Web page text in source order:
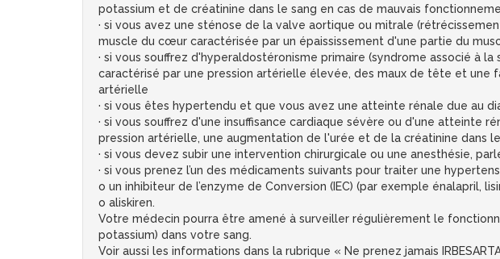
potassium et de créatinine dans le sang en cas de mauvais
· si vous avez une sténose de la valve aortique ou mitrale
muscle du cœur caractérisée par un épaississement d'une partie du
· si vous souffrez d'hyperaldostéronisme primaire (syndrome associé à
caractérisé par une pression artérielle élevée, des maux de tête et une
artérielle
· si vous êtes hypertendu et que vous avez une atteinte rénale due au
· si vous souffrez d'une insuffisance cardiaque sévère ou d'une atteinte
pression artérielle, une augmentation de l'urée et de la créatinine dans
· si vous devez subir une intervention chirurgicale ou une anesthésie,
· si vous prenez l’un des médicaments suivants pour traiter une
o un inhibiteur de l’enzyme de Conversion (IEC) (par exemple énalapril,
o aliskiren.
Votre médecin pourra être amené à surveiller régulièrement le
potassium) dans votre sang.
Voir aussi les informations dans la rubrique « Ne prenez jamais